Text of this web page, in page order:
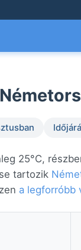
25°C,
tartozik
a legforróbb